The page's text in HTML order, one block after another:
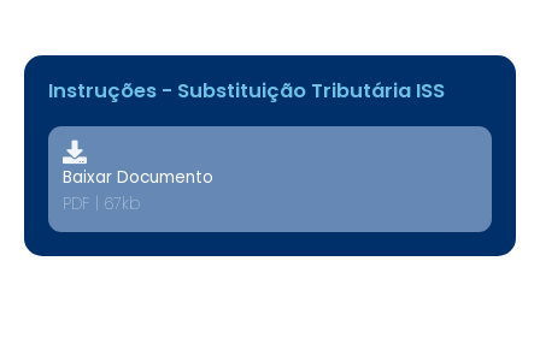
Instruções - Substituição Tributária ISS
Baixar Documento
PDF | 67kb